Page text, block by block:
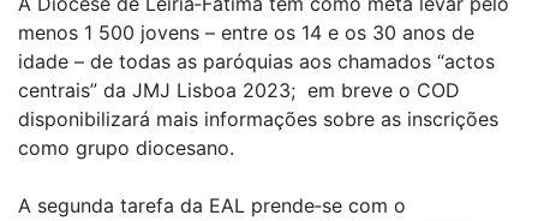
menos 1 500 jovens – entre os 14 e os 30 anos de
idade – de todas as paróquias aos chamados “actos
centrais” da JMJ Lisboa 2023; em breve o COD
disponibilizará mais informações sobre as inscrições
como grupo diocesano.
A segunda tarefa da EAL prende‑se com o